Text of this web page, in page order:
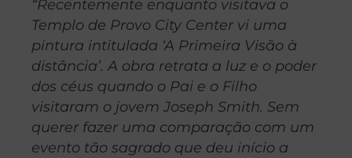
“Recentemente enquanto visitava o
Templo de Provo City Center vi uma
pintura intitulada ‘A Primeira Visão à
distância’. A obra retrata a luz e o poder
dos céus quando o Pai e o Filho
visitaram o jovem Joseph Smith. Sem
querer fazer uma comparação com um
evento tão sagrado que deu início a